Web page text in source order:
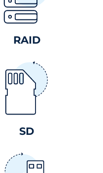
RAID
SD